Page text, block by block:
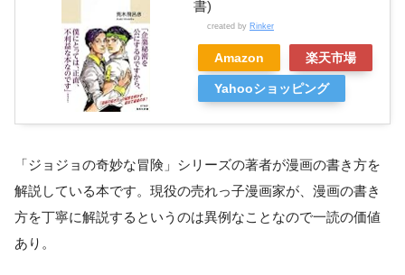
書)
created by Rinker
Amazon 楽天市場
Yahooショッピング
「ジョジョの奇妙な冒険」シリーズの著者が漫画の書き方を
解説している本です。現役の売れっ子漫画家が、漫画の書き
方を丁寧に解説するというのは異例なことなので一読の価値
あり。